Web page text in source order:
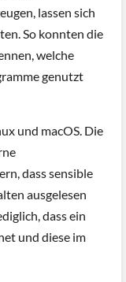
lassen sich
So konnten die
welche
genutzt
und macOS. Die
dass sensible
ausgelesen
dass ein
und diese im